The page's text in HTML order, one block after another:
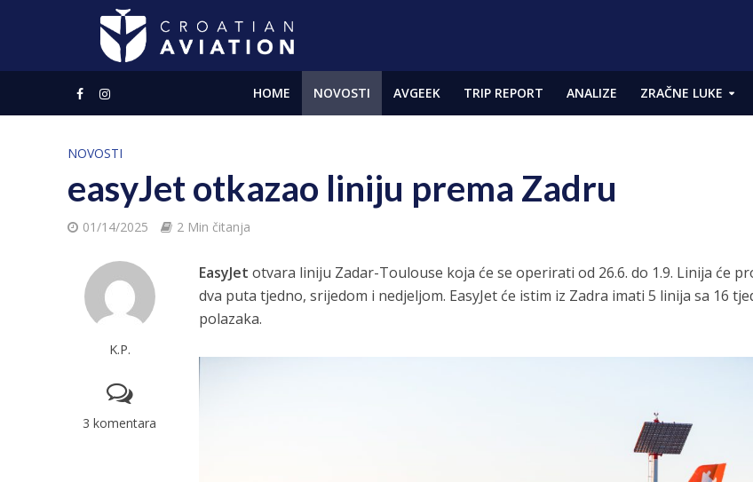
HOME NOVOSTI AVGEEK TRIP REPORT ANALIZE ZRAČNE LUKE
NOVOSTI
easyJet otkazao liniju prema Zadru
01/14/2025 2 Min čitanja
K.P.
3 komentara
EasyJet otvara liniju Zadar-Toulouse koja će se operirati od 26.6. do 1.9. Linija će
dva puta tjedno, srijedom i nedjeljom. EasyJet će istim iz Zadra imati 5 linija sa 16
polazaka.